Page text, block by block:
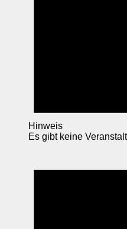
Hinweis
Es gibt keine